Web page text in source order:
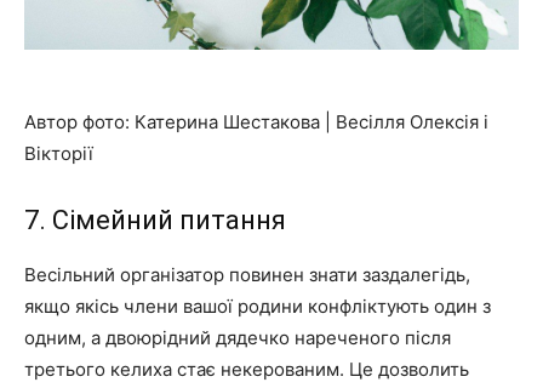
Автор фото: Катерина Шестакова | Весілля Олексія і
Вікторії
7. Сімейний питання
Весільний організатор повинен знати заздалегідь,
якщо якісь члени вашої родини конфліктують один з
одним, а двоюрідний дядечко нареченого після
третього келиха стає некерованим. Це дозволить